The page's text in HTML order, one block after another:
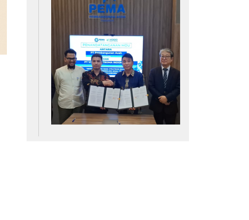
[여전사 풍향계] KB국민카드, ‘유스클럽 체크
카드’ 20만장 돌파外